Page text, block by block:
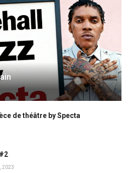
de théâtre by Specta
2023